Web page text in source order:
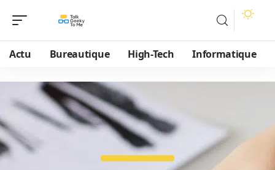
Actu Bureautique High-Tech Informatique